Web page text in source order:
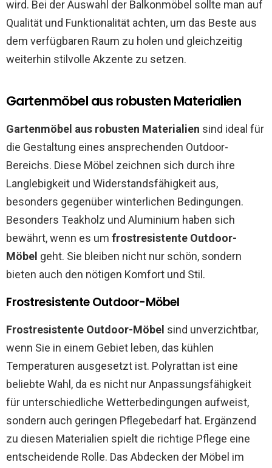
wird. Bei der Auswahl der Balkonmöbel sollte man auf
Qualität und Funktionalität achten, um das Beste aus
dem verfügbaren Raum zu holen und gleichzeitig
weiterhin stilvolle Akzente zu setzen.
Gartenmöbel aus robusten Materialien
Gartenmöbel aus robusten Materialien sind ideal für
die Gestaltung eines ansprechenden Outdoor-
Bereichs. Diese Möbel zeichnen sich durch ihre
Langlebigkeit und Widerstandsfähigkeit aus,
besonders gegenüber winterlichen Bedingungen.
Besonders Teakholz und Aluminium haben sich
bewährt, wenn es um frostresistente Outdoor-
Möbel geht. Sie bleiben nicht nur schön, sondern
bieten auch den nötigen Komfort und Stil.
Frostresistente Outdoor-Möbel
Frostresistente Outdoor-Möbel sind unverzichtbar,
wenn Sie in einem Gebiet leben, das kühlen
Temperaturen ausgesetzt ist. Polyrattan ist eine
beliebte Wahl, da es nicht nur Anpassungsfähigkeit
für unterschiedliche Wetterbedingungen aufweist,
sondern auch geringen Pflegebedarf hat. Ergänzend
zu diesen Materialien spielt die richtige Pflege eine
entscheidende Rolle. Das Abdecken der Möbel im